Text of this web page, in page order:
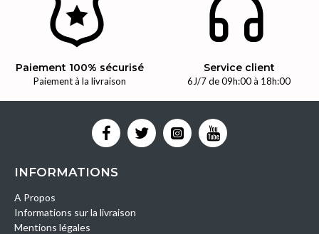
Paiement 100% sécurisé
Paiement à la livraison
Service client
6J/7 de 09h:00 à 18h:00
INFORMATIONS
A Propos
Informations sur la livraison
Mentions légales